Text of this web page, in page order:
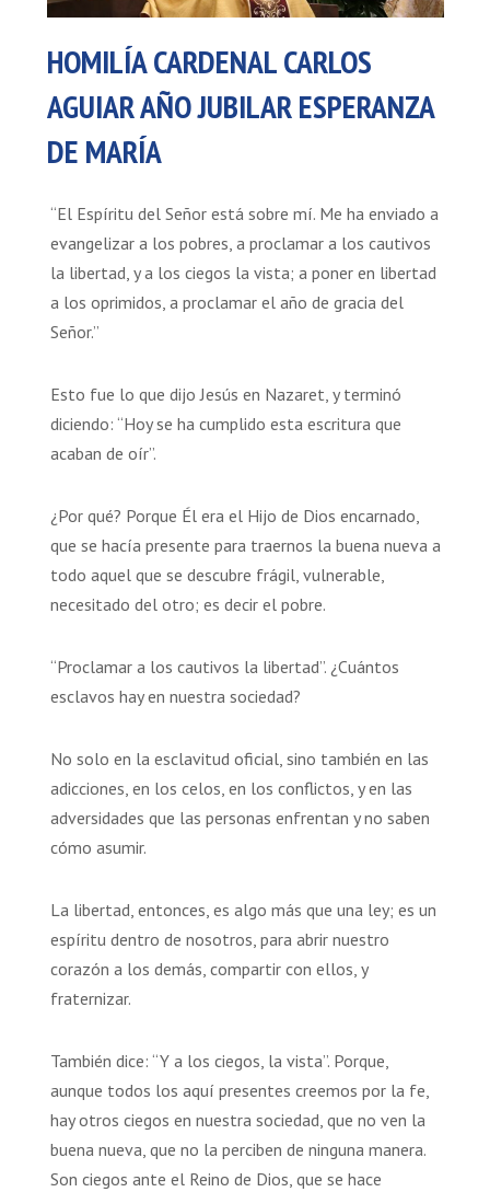
HOMILÍA CARDENAL CARLOS
AGUIAR AÑO JUBILAR ESPERANZA
DE MARÍA
“El Espíritu del Señor está sobre mí. Me ha enviado a
evangelizar a los pobres, a proclamar a los cautivos
la libertad, y a los ciegos la vista; a poner en libertad
a los oprimidos, a proclamar el año de gracia del
Señor.”
Esto fue lo que dijo Jesús en Nazaret, y terminó
diciendo: “Hoy se ha cumplido esta escritura que
acaban de oír”.
¿Por qué? Porque Él era el Hijo de Dios encarnado,
que se hacía presente para traernos la buena nueva a
todo aquel que se descubre frágil, vulnerable,
necesitado del otro; es decir el pobre.
“Proclamar a los cautivos la libertad”. ¿Cuántos
esclavos hay en nuestra sociedad?
No solo en la esclavitud oficial, sino también en las
adicciones, en los celos, en los conflictos, y en las
adversidades que las personas enfrentan y no saben
cómo asumir.
La libertad, entonces, es algo más que una ley; es un
espíritu dentro de nosotros, para abrir nuestro
corazón a los demás, compartir con ellos, y
fraternizar.
También dice: “Y a los ciegos, la vista”. Porque,
aunque todos los aquí presentes creemos por la fe,
hay otros ciegos en nuestra sociedad, que no ven la
buena nueva, que no la perciben de ninguna manera.
Son ciegos ante el Reino de Dios, que se hace